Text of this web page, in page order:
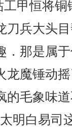
甲恒将
刀兵大头
．那是属
龙魔锤动
的毛象味
明白易司